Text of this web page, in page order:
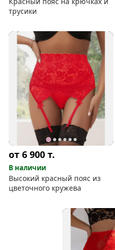
трусики
от 6 900т.
В наличии
Высокий красный пояс из
цветочного кружева